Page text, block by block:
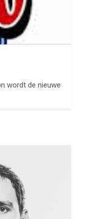
wordt de nieuwe